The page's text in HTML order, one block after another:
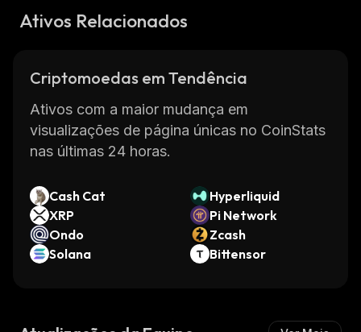
Ativos Relacionados
Criptomoedas em Tendência
Ativos com a maior mudança em
visualizações de página únicas no CoinStats
nas últimas 24 horas.
Cash Cat
Hyperliquid
XRP
Pi Network
Ondo
Zcash
Solana
Bittensor